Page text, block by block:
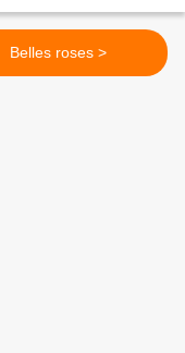
Belles roses >